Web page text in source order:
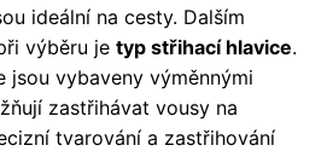
ideální na cesty. Dalším
výběru je typ střihací hlavice.
jsou vybaveny výměnnými
zastřihávat vousy na
tvarování a zastřihování